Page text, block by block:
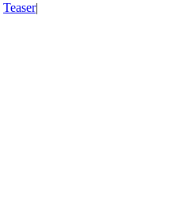
Teaser|